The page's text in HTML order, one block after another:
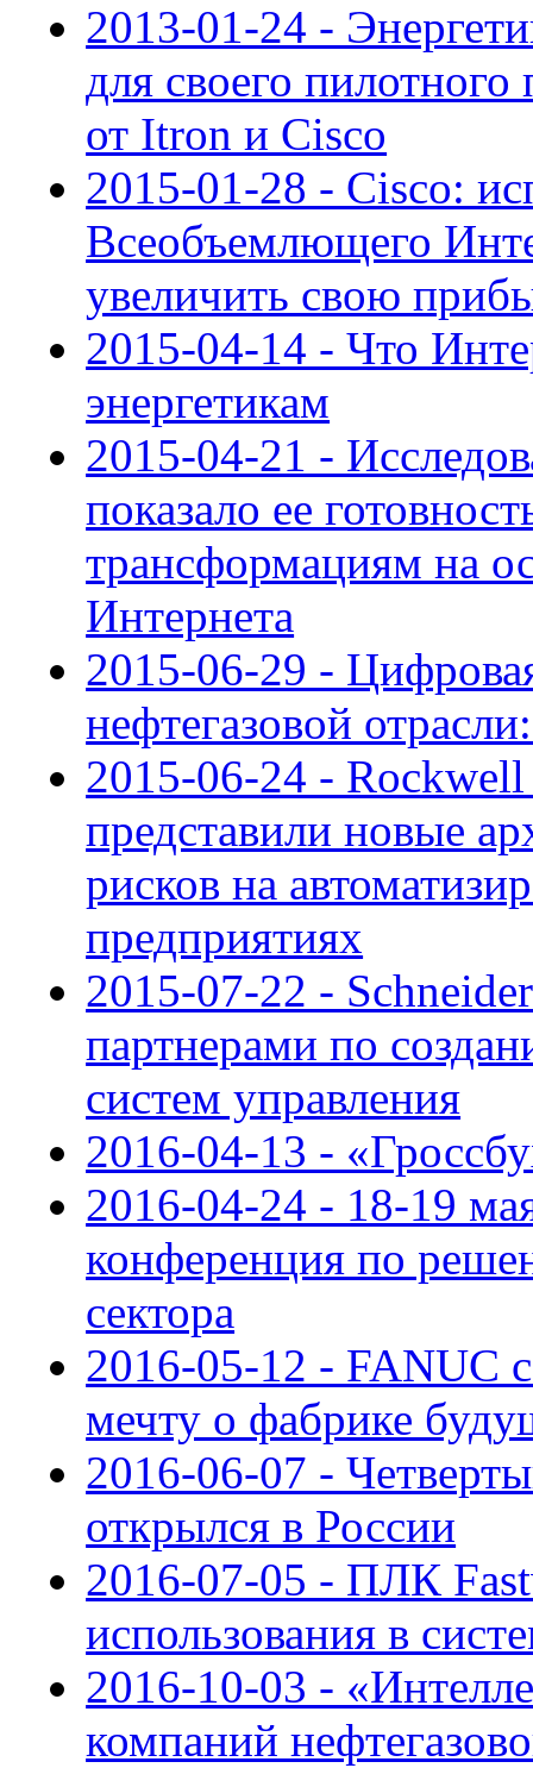
2013-01-24 -
для своего
от Itron и Cisco
2015-01-28 - Cisco:
Всеобъемлющего
увеличить свою
2015-04-14 - Что
энергетикам
2015-04-21 -
показало ее
трансформациям на
Интернета
2015-06-29 -
нефтегазовой
2015-06-24 -
представили новые
рисков на
предприятиях
2015-07-22 -
партнерами по
систем управления
2016-04-13 -
2016-04-24 - 18-19
конференция по
сектора
2016-05-12 - FANUC
мечту о фабрике
2016-06-07 -
открылся в России
2016-07-05 - ПЛК
использования в
2016-10-03 -
компаний